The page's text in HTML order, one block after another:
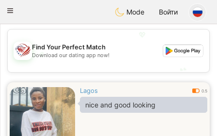
Dating
Toggle
Mode Войти
💖
💕
Find Your Perfect Match
Download our dating app now!
Lagos 0.5
nice and good looking